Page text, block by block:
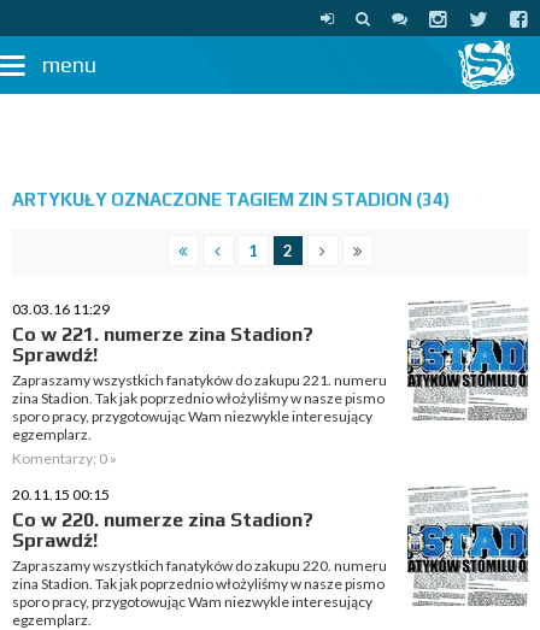
menu
ARTYKUŁY OZNACZONE TAGIEM ZIN STADION (34)
1 2
03.03.16 11:29
Co w 221. numerze zina Stadion?
Sprawdź!
Zapraszamy wszystkich fanatyków do zakupu 221. numeru
zina Stadion. Tak jak poprzednio włożyliśmy w nasze pismo
sporo pracy, przygotowując Wam niezwykle interesujący
egzemplarz.
Komentarzy: 0 »
20.11.15 00:15
Co w 220. numerze zina Stadion?
Sprawdź!
Zapraszamy wszystkich fanatyków do zakupu 220. numeru
zina Stadion. Tak jak poprzednio włożyliśmy w nasze pismo
sporo pracy, przygotowując Wam niezwykle interesujący
egzemplarz.